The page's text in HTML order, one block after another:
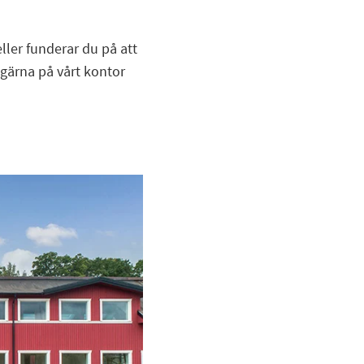
funderar du på att
på vårt kontor